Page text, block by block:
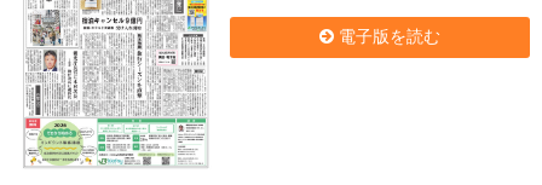
電子版を読む